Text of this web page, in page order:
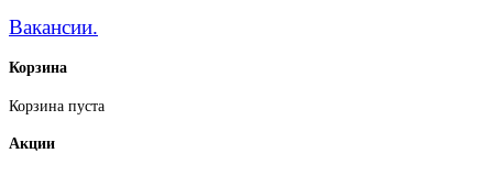
Вакансии.
Корзина
Корзина пуста
Акции